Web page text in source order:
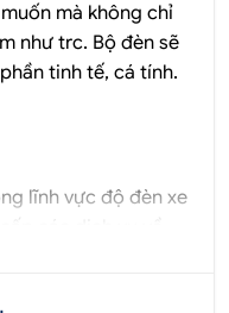
mà không chỉ
như trc. Bộ đèn sẽ
tinh tế, cá tính.
lĩnh vực độ đèn xe